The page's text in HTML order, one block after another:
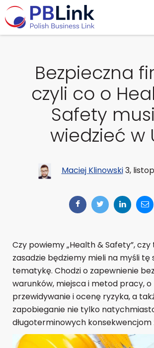
Bezpieczna
czyli co o
Safety
wiedzieć w
Maciej Klinowski3,
Czy powiemy „Health & Safety”, czy
zasadzie będziemy mieli na myśli tę
tematykę. Chodzi o zapewnienie
warunków, miejsca i metod pracy, o
przewidywanie i ocenę ryzyka, a
zapobieganie nie tylko
długoterminowych